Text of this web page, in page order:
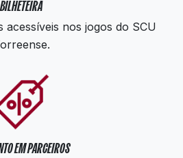
BILHETEIRA
acessíveis nos jogos do SCU
EM PARCEIROS